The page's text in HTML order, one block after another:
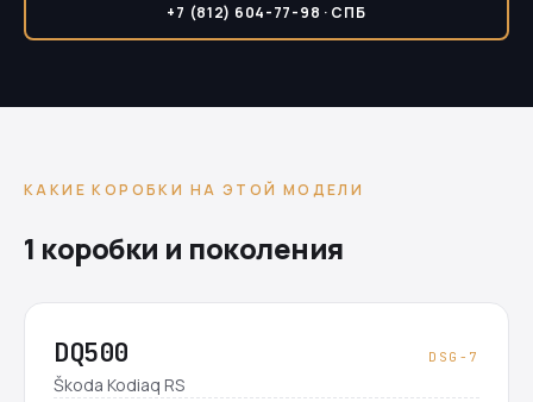
+7 (812) 604-77-98 · СПБ
КАКИЕ КОРОБКИ НА ЭТОЙ МОДЕЛИ
1 коробки и поколения
DQ500 DSG-7
Škoda Kodiaq RS